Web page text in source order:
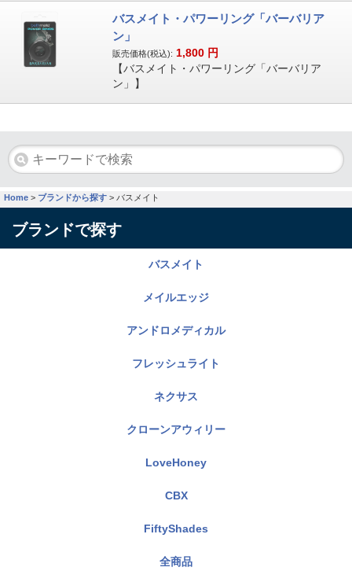
バスメイト・パワーリング「バーバリア
ン」
販売価格(税込): 1,800 円
【バスメイト・パワーリング「バーバリア
ン」】
Home > ブランドから探す > バスメイト
ブランドで探す
バスメイト
メイルエッジ
アンドロメディカル
フレッシュライト
ネクサス
クローンアウィリー
LoveHoney
CBX
FiftyShades
全商品